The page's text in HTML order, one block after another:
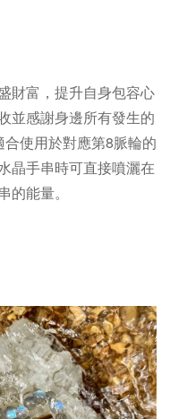
財富，提升自身包容心
並感謝身邊所有發生的
使用於對應第8脈輪的
晶手串時可直接噴灑在
能量。